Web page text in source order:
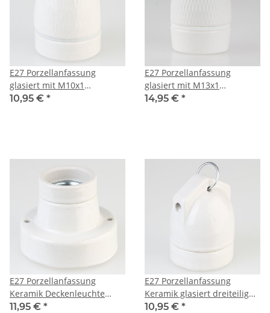
E27 Porzellanfassung
glasiert mit M10x1
Innengewinde und
10,95 € *
E27 Porzellanfassung
glasiert mit M13x1
Innengewinde 250V/4A mit
14,95 € *
E27 Porzellanfassung
Keramik Deckenleuchte
gerade 250V/4A
11,95 € *
E27 Porzellanfassung
Keramik glasiert dreiteilig
mit Aufhängung 250V/4A
10,95 € *